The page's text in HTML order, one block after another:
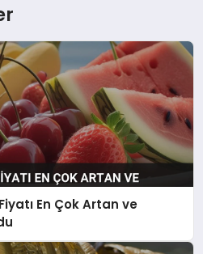
En Çok Artan ve